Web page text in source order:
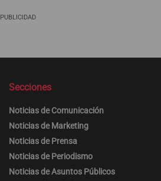
PUBLICIDAD
Secciones
Noticias de Comunicación
Noticias de Marketing
Noticias de Prensa
Noticias de Periodismo
Noticias de Asuntos Públicos